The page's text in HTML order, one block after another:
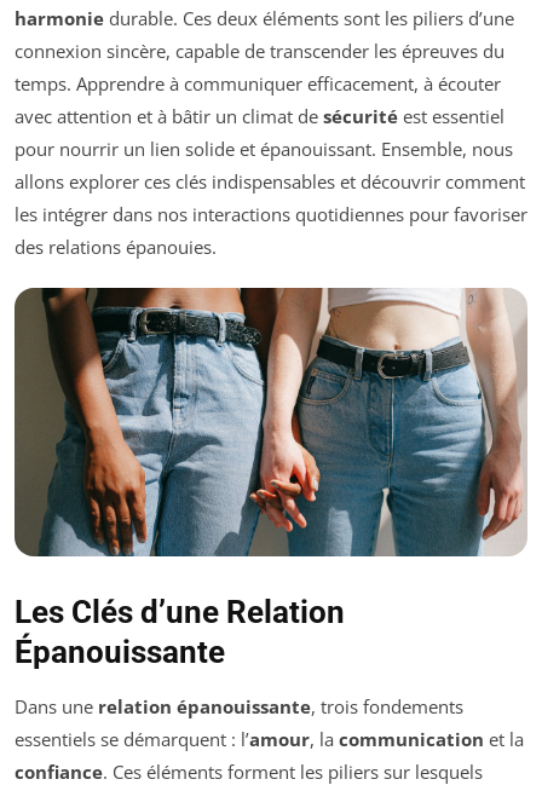
harmonie durable. Ces deux éléments sont les piliers d’une
connexion sincère, capable de transcender les épreuves du
temps. Apprendre à communiquer efficacement, à écouter
avec attention et à bâtir un climat de sécurité est essentiel
pour nourrir un lien solide et épanouissant. Ensemble, nous
allons explorer ces clés indispensables et découvrir comment
les intégrer dans nos interactions quotidiennes pour favoriser
des relations épanouies.
Les Clés d’une Relation
Épanouissante
Dans une relation épanouissante, trois fondements
essentiels se démarquent : l’amour, la communication et la
confiance. Ces éléments forment les piliers sur lesquels